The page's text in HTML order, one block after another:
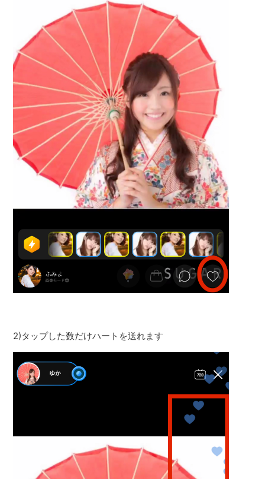
2)タップした数だけハートを送れます